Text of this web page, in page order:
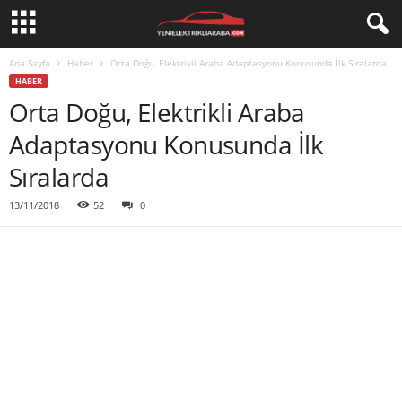
Ana Sayfa Haber Orta Doğu, Elektrikli Araba Adaptasyonu Konusunda İlk Sıralarda
HABER
Orta Doğu, Elektrikli Araba
Adaptasyonu Konusunda İlk
Sıralarda
13/11/2018 52 0